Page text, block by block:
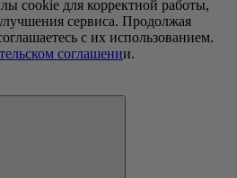
cookie для корректной работы,
сервиса. Продолжая
с их использованием.
соглашении.